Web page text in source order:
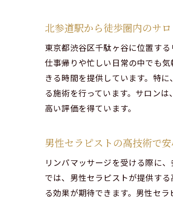
北参道駅から徒歩圏内のサ
東京都渋谷区千駄ヶ谷に位置す
仕事帰りや忙しい日常の中でも
きる時間を提供しています。特
る施術を行っています。サロン
高い評価を得ています。
男性セラピストの高技術で
リンパマッサージを受ける際に
では、男性セラピストが提供す
る効果が期待できます。男性セ